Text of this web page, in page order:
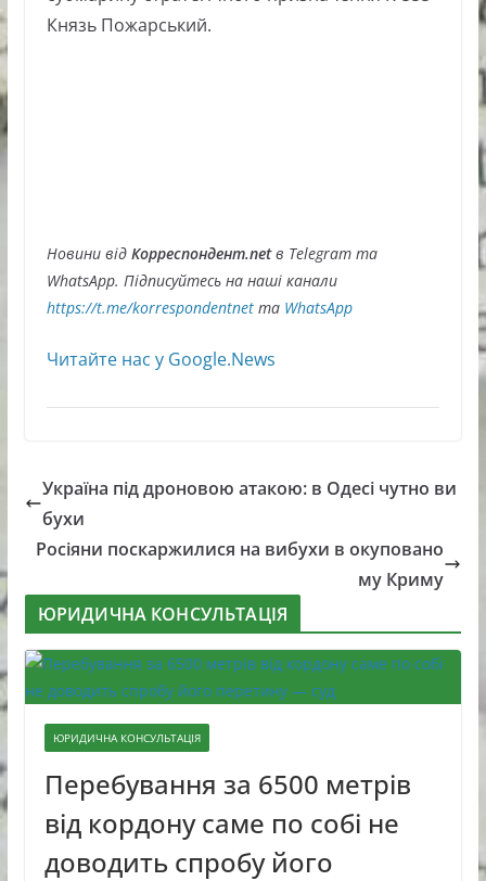
Князь Пожарський.
Новини відКорреспондент.netв Telegram та
WhatsApp. Підписуйтесь на наші канали
https://t.me/korrespondentnetта WhatsApp
Читайте нас у Google.News
Україна під дроновою атакою: в Одесі чутно ви
бухи
Росіяни поскаржилися на вибухи в окуповано
му Криму
ЮРИДИЧНА КОНСУЛЬТАЦІЯ
ЮРИДИЧНА КОНСУЛЬТАЦІЯ
Перебування за 6500 метрів
від кордону саме по собі не
доводить спробу його